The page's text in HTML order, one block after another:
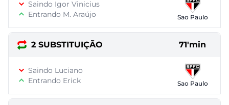
Saindo Igor Vinicius
Entrando M. Araújo
Sao Paulo
2 SUBSTITUIÇÃO 71'min
Saindo Luciano
Entrando Erick
Sao Paulo